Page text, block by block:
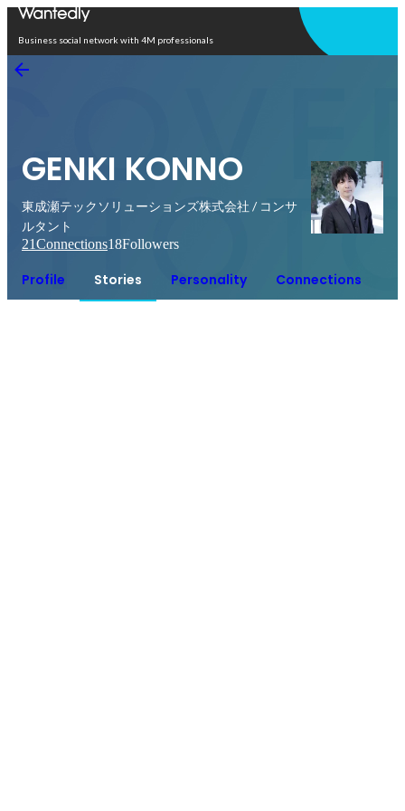
Business social network with 4M professionals
GENKI KONNO
東成瀬テックソリューションズ株式会社 / コンサ
ルタント
21Connections18Followers
Profile Stories Personality Connections